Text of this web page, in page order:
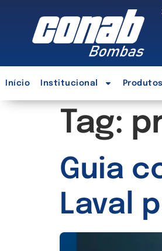
Início Institucional Produtos
Tag:
Guia
Laval